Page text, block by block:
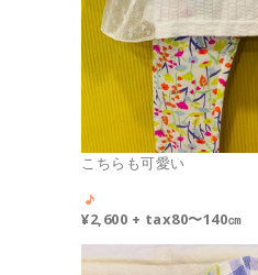
こちらも可愛い
¥2,600 + tax80〜140㎝